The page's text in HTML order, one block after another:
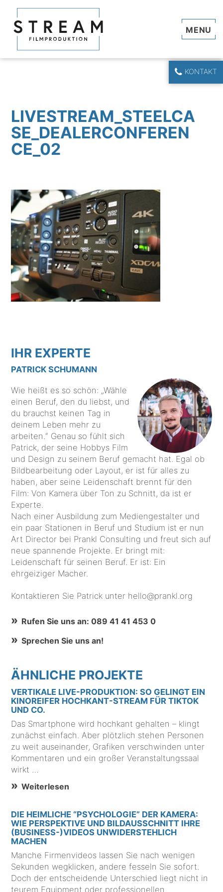
KONTAKT
LIVESTREAM_STEELCA
SE_DEALERCONFEREN
CE_02
IHR EXPERTE
PATRICK SCHUMANN
Wie heißt es so schön: „Wähle
einen Beruf, den du liebst, und
du brauchst keinen Tag in
deinem Leben mehr zu
arbeiten.“ Genau so fühlt sich
Patrick, der seine Hobbys Film
und Design zu seinem Beruf gemacht hat. Egal ob
Bildbearbeitung oder Layout, er ist für alles zu
haben, aber seine Leidenschaft brennt für den
Film: Von Kamera über Ton zu Schnitt, da ist er
Experte.
Nach einer Ausbildung zum Mediengestalter und
ein paar Stationen in Beruf und Studium ist er nun
Art Director bei Prankl Consulting und freut sich auf
neue spannende Projekte. Er bringt mit:
Leidenschaft für seinen Beruf. Er ist: Ein
ehrgeiziger Macher.
Kontaktieren Sie Patrick unter hello@prankl.org
Rufen Sie uns an: 089 41 41 453 0
Sprechen Sie uns an!
ÄHNLICHE PROJEKTE
VERTIKALE LIVE-PRODUKTION: SO GELINGT EIN
KINOREIFER HOCHKANT-STREAM FÜR TIKTOK
UND CO.
Das Smartphone wird hochkant gehalten – klingt
zunächst einfach. Aber plötzlich stehen Personen
zu weit auseinander, Grafiken verschwinden unter
Kommentaren und ein großer Veranstaltungssaal
wirkt …
Weiterlesen
DIE HEIMLICHE “PSYCHOLOGIE” DER KAMERA:
WIE PERSPEKTIVE UND BILDAUSSCHNITT IHRE
(BUSINESS-)VIDEOS UNWIDERSTEHLICH
MACHEN
Manche Firmenvideos lassen Sie nach wenigen
Sekunden wegklicken, andere fesseln Sie sofort.
Doch der entscheidende Unterschied liegt nicht in
teurem Equipment oder professionellen